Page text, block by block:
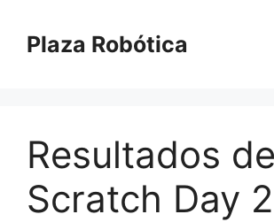
contenido
Plaza Robótica
Resultados
Scratch Day